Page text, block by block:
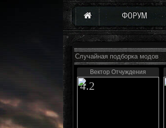
ФОРУМ
Случайная подборка модов
Вектор Отчуждения
4.2